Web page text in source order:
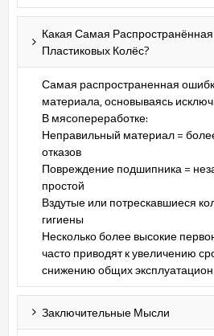
Какая Самая
Пластиковых Колёс?
Самая распространенная
материала, основываясь
В мясопереработке:
Неправильный материал =
отказов
Повреждение подшипника =
простой
Вздутые или потрескавшиеся
гигиены
Несколько более высокие
часто приводят к увеличению
снижению общих
Заключительные Мысли